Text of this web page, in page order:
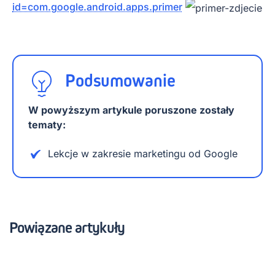
id=com.google.android.apps.primer
Podsumowanie
W powyższym artykule poruszone zostały
tematy:
Lekcje w zakresie marketingu od Google
Powiązane artykuły